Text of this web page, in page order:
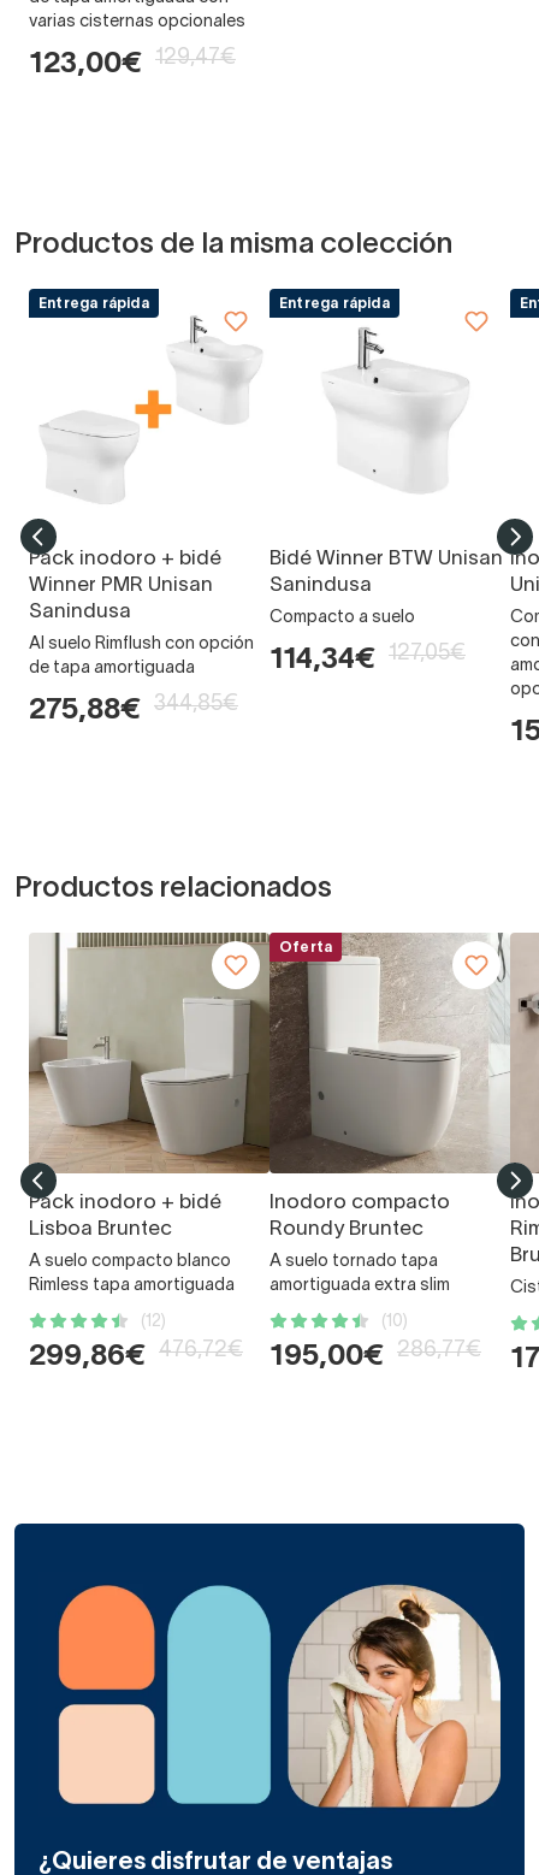
varias cisternas opcionales
123,00€ 129,47€
Productos de la misma colección
Entrega rápida
Pack inodoro + bidé
Winner PMR Unisan
Sanindusa
Al suelo Rimflush con opción
de tapa amortiguada
275,88€ 344,85€
Entrega rápida
Bidé Winner BTW Unisan
Sanindusa
Compacto a suelo
114,34€ 127,05€
Productos relacionados
Pack inodoro + bidé
Lisboa Bruntec
A suelo compacto blanco
Rimless tapa amortiguada
(12)
299,86€ 476,72€
Oferta
Inodoro compacto
Roundy Bruntec
A suelo tornado tapa
amortiguada extra slim
(10)
195,00€ 286,77€
¿Quieres disfrutar de ventajas